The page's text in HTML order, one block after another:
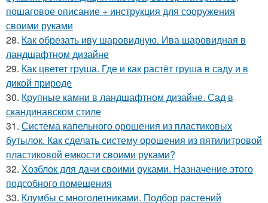
пошаговое описание + инструкция для сооружения
своими руками
28. Как обрезать иву шаровидную. Ива шаровидная в
ландшафтном дизайне
29. Как цветет груша. Где и как растёт груша в саду и в
дикой природе
30. Крупные камни в ландшафтном дизайне. Сад в
скандинавском стиле
31. Система капельного орошения из пластиковых
бутылок. Как сделать систему орошения из пятилитровой
пластиковой емкости своими руками?
32. Хозблок для дачи своими руками. Назначение этого
подсобного помещения
33. Клумбы с многолетниками. Подбор растений